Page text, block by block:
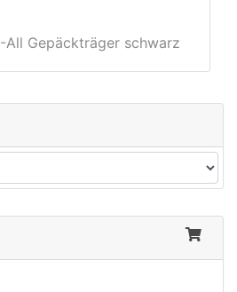
All Gepäckträger schwarz